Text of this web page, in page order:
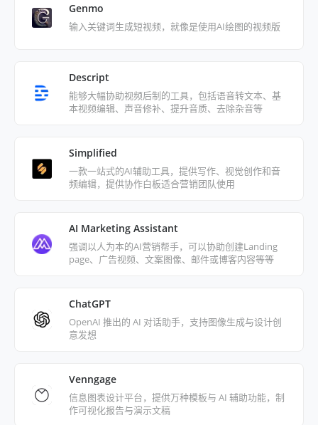
Genmo
输入关键词生成短视频，就像是使用AI绘图的视频版
Descript
能够大幅协助视频后制的工具，包括语音转文本、基
本视频编辑、声音修补、提升音质、去除杂音等
Simplified
一款一站式的AI辅助工具，提供写作、视觉创作和音
频编辑，提供协作白板适合营销团队使用
AI Marketing Assistant
强调以人为本的AI营销帮手，可以协助创建Landing
page、广告视频、文案图像、邮件或博客内容等等
ChatGPT
OpenAI 推出的 AI 对话助手，支持图像生成与设计创
意发想
Venngage
信息图表设计平台，提供万种模板与 AI 辅助功能，制
作可视化报告与演示文稿